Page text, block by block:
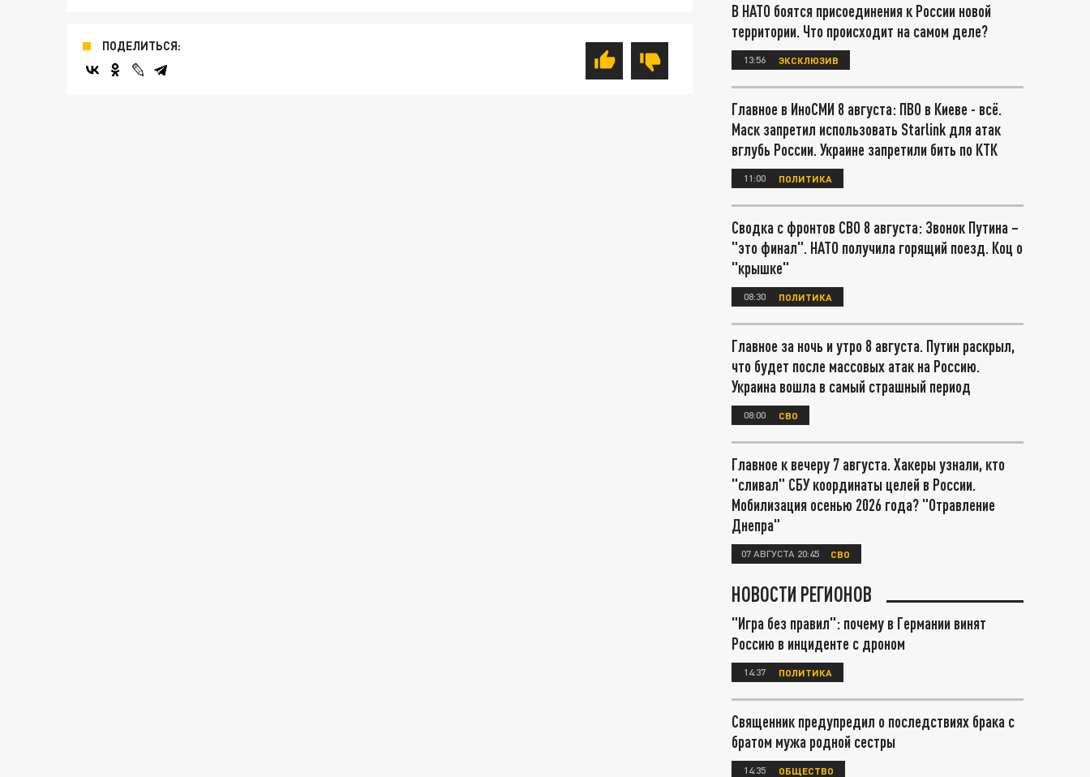
ПОДЕЛИТЬСЯ:
В НАТО боятся присоединения к России новой
территории. Что происходит на самом деле?
13:56 ЭКСКЛЮЗИВ
Главное в ИноСМИ 8 августа: ПВО в Киеве - всё.
Маск запретил использовать Starlink для атак
вглубь России. Украине запретили бить по КТК
11:00 ПОЛИТИКА
Сводка с фронтов СВО 8 августа: Звонок Путина –
"это финал". НАТО получила горящий поезд. Коц о
"крышке"
08:30 ПОЛИТИКА
Главное за ночь и утро 8 августа. Путин раскрыл,
что будет после массовых атак на Россию.
Украина вошла в самый страшный период
08:00 СВО
Главное к вечеру 7 августа. Хакеры узнали, кто
"сливал" СБУ координаты целей в России.
Мобилизация осенью 2026 года? "Отравление
Днепра"
07 АВГУСТА 20:45 СВО
НОВОСТИ РЕГИОНОВ
"Игра без правил": почему в Германии винят
Россию в инциденте с дроном
14:37 ПОЛИТИКА
Священник предупредил о последствиях брака с
братом мужа родной сестры
14:35 ОБЩЕСТВО